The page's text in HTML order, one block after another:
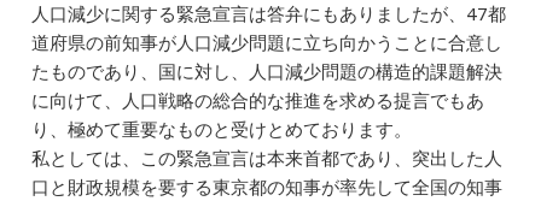
人口減少に関する緊急宣言は答弁にもありましたが、47都
道府県の前知事が人口減少問題に立ち向かうことに合意し
たものであり、国に対し、人口減少問題の構造的課題解決
に向けて、人口戦略の総合的な推進を求める提言でもあ
り、極めて重要なものと受けとめております。
私としては、この緊急宣言は本来首都であり、突出した人
口と財政規模を要する東京都の知事が率先して全国の知事